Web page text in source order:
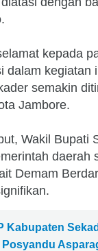
kepada
dalam kegiatan
semakin
Jambore.
Wakil Bupati
daerah
Demam
Kabupaten